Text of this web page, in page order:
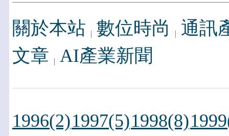
關於本站 數位時尚
通訊
文章 AI產業新聞
1996(2)1997(5)1998(8)